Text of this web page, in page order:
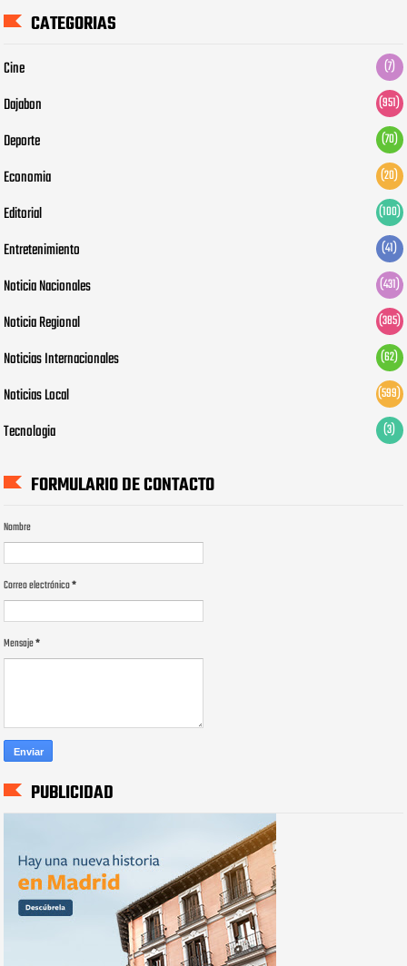
CATEGORIAS
Cine (7)
Dajabon (951)
Deporte (70)
Economia (20)
Editorial (100)
Entretenimiento (41)
Noticia Nacionales (431)
Noticia Regional (385)
Noticias Internacionales (62)
Noticias Local (599)
Tecnologia (3)
FORMULARIO DE CONTACTO
Nombre
Correo electrónico*
Mensaje*
PUBLICIDAD